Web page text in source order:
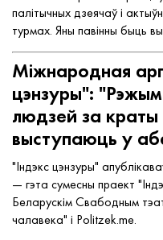
палітычных дзеячаў і
турмах. Яны павінны быць
Міжнародная
цэнзуры":
людзей за
выступаюць у
"Індэкс цэнзуры"
— гэта сумесны праект
Беларускім Свабодным
чалавека" і Politzek.me.